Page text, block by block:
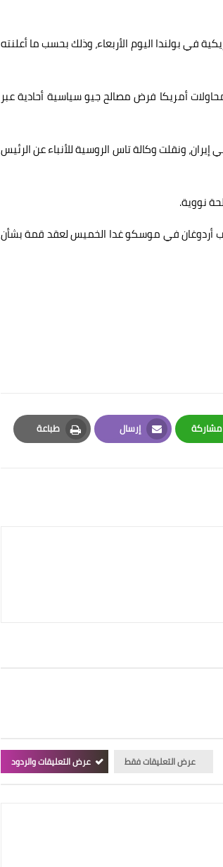
في بولندا اليوم الأربعاء، وذلك بحسب ما أعلنته
أمريكا فرض مصالح جيو سياسية أحادية عبر
إيران، ونقلت وكالة تاس الروسية للأنباء عن الرئيس
نووية.
أردوغان في موسكو غدا الخميس لعقد قمة بشأن
مشاركة
Whatsapp
إرسال
Email
طباعة
Print
عرض التعليقات فقط عرض التعليقات والردود